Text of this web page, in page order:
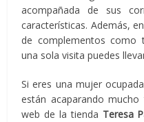
acompañada de sus
características. Además,
de complementos como
una sola visita puedes
Si eres una mujer
están acaparando
web de la tienda Teresa